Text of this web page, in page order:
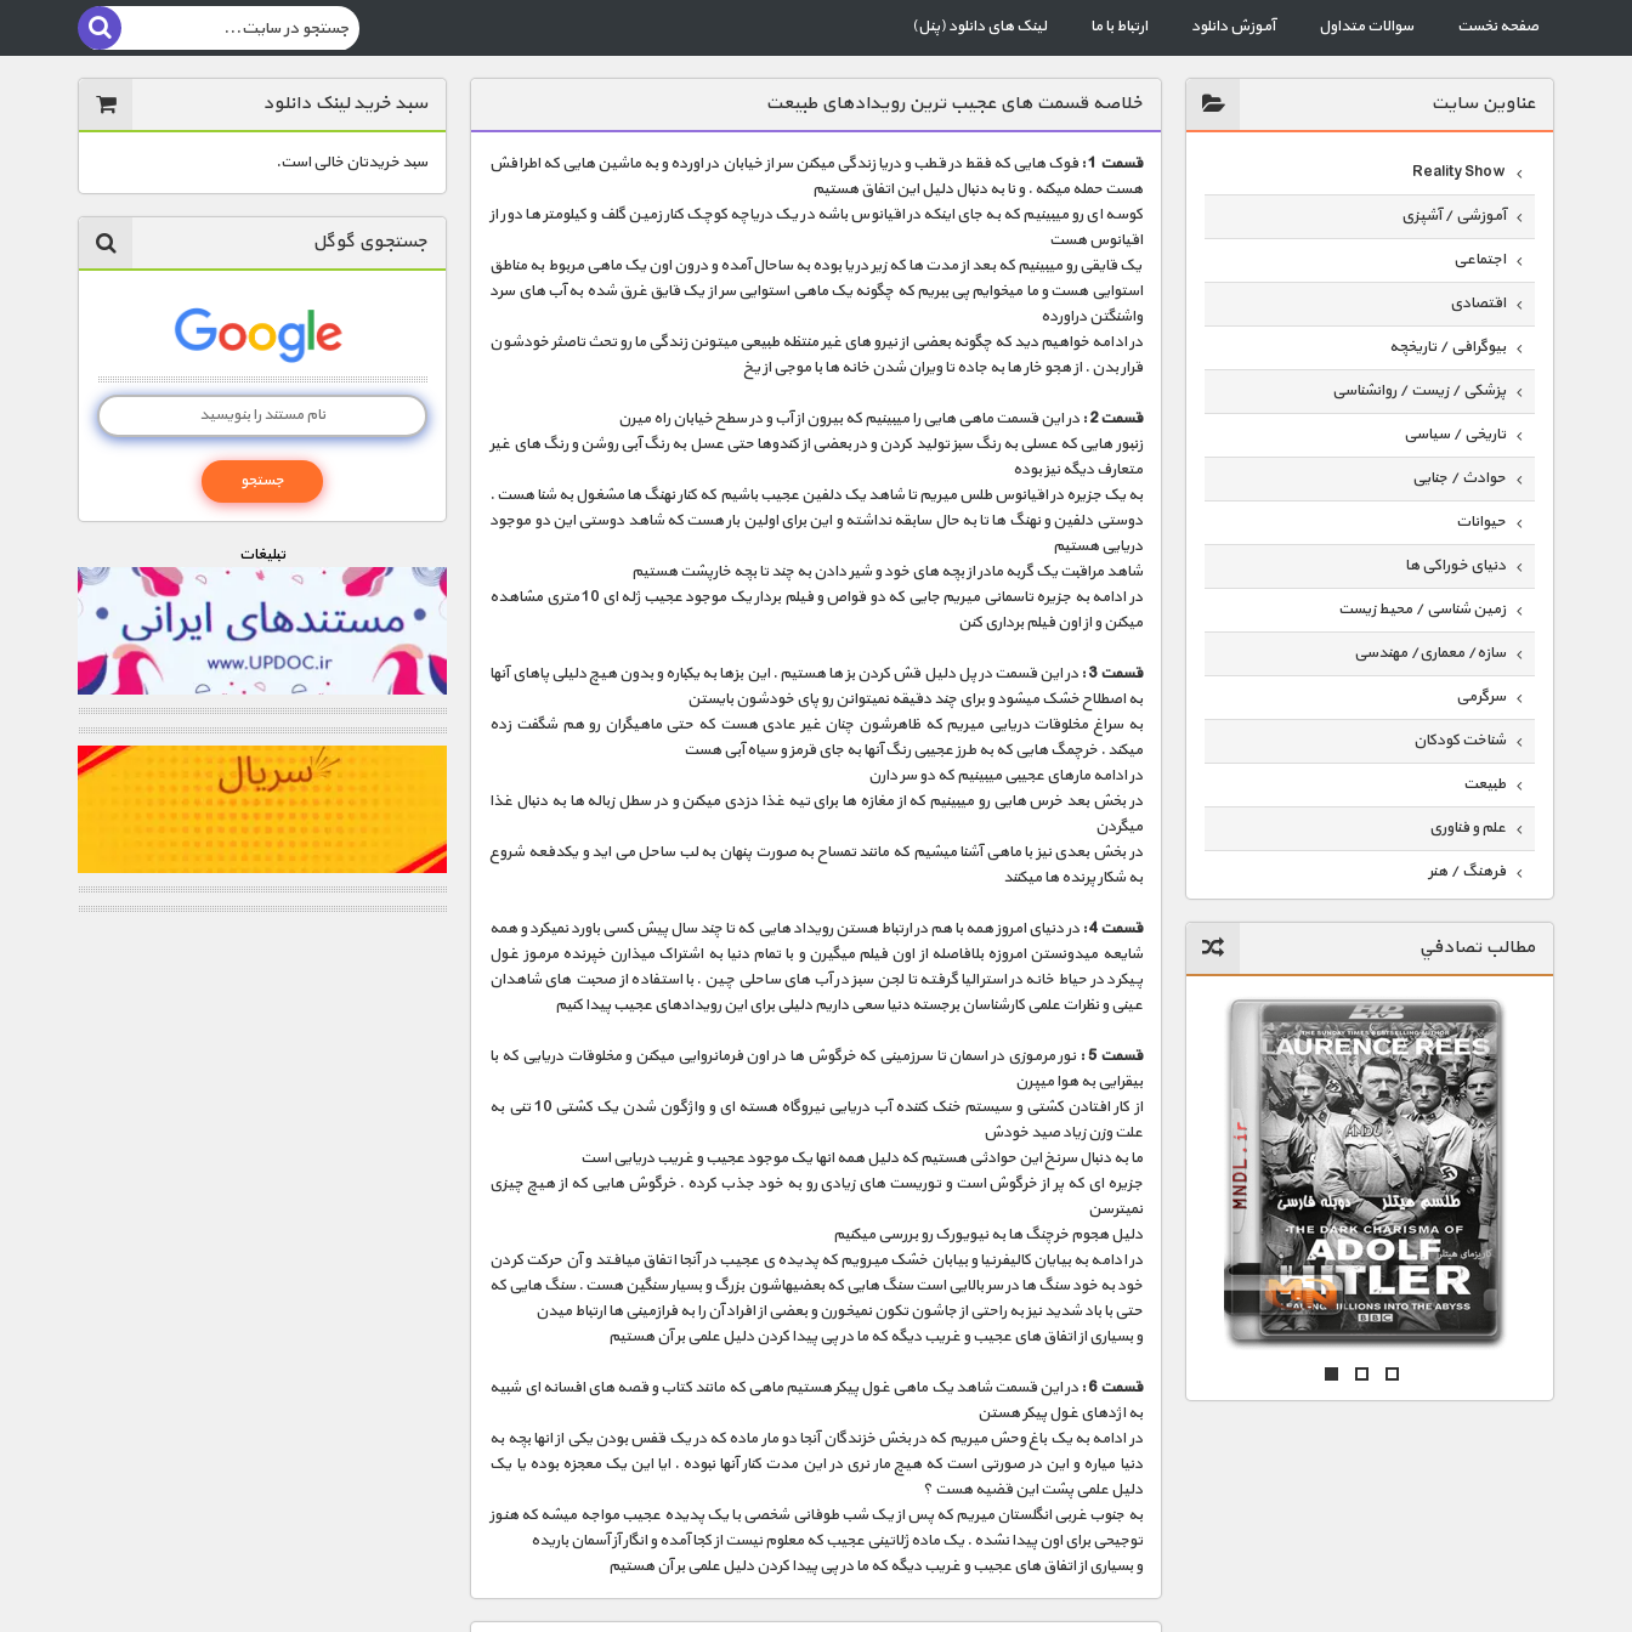
صفحه نخست سوالات متداول آموزش دانلود ارتباط با ما لینک های دانلود (پنل)
عناوين سايت
Reality Show
آموزشی / آشپزی
اجتماعی
اقتصادی
بیوگرافی / تاریخچه
پزشکی / زیست / روانشناسی
تاریخی / سیاسی
حوادث / جنایی
حیوانات
دنیای خوراکی ها
زمین شناسی / محیط زیست
سازه/ معماری/ مهندسی
سرگرمی
شناخت کودکان
طبیعت
علم و فناوری
فرهنگ / هنر
گردشگری
ماورایی
مسابقات / ورزشی
مستند های اختصاصی
مطالب تصادفي
خلاصه قسمت های عجیب ترین رویدادهای طبیعت
قسمت 1 :
فوک هایی که فقط در قطب و دریا زندگی میکنن سر از خیابان در اورده و به ماشین هایی که اطرافش
هست حمله میکنه . و نا به دنبال دلیل این اتفاق هستیم
کوسه ای رو میبینیم که به جای اینکه در اقیانوس باشه در یک دریاچه کوچک کنار زمین گلف و کیلومتر ها دور از
اقیانوس هست
یک قایقی رو میبینیم که بعد از مدت ها که زیر دریا بوده به ساحال آمده و درون اون یک ماهی مربوط به مناطق
استوایی هست و ما میخوایم پی ببریم که چگونه یک ماهی استوایی سر از یک قایق غرق شده به آب های سرد
واشنگتن دراورده
در ادامه خواهیم دید که چگونه بعضی از نیرو های غیر منتظه طبیعی میتونن زندگی ما رو تحث تاصثر خودشون
قرار بدن . از هجو خار ها به جاده تا ویران شدن خانه ها با موجی از یخ
قسمت 2 :
در این قسمت ماهی هایی را میبینیم که بیرون از آب و در سطح خیابان راه میرن
زنبور هایی که عسلی به رنگ سبز تولید کردن و در بعضی از کندوها حتی عسل به رنگ آبی روشن و رنگ های غیر
متعارف دیگه نیز بوده
به یک جزیره در اقیانوس طلس میریم تا شاهد یک دلفین عجیب باشیم که کنار نهنگ ها مشغول به شنا هست .
دوستی دلفین و نهنگ ها تا به حال سابقه نداشته و این برای اولین بار هست که شاهد دوستی این دو موجود
دریایی هستیم
شاهد مراقبت یک گربه مادر از بچه های خود و شیر دادن به چند تا بچه خارپشت هستیم
در ادامه به جزیره تاسمانی میریم جایی که دو قواص و فیلم بردار یک موجود عجیب ژله ای 10 متری مشاهده
میکنن و از اون فیلم برداری کنن
قسمت 3 :
در این قسمت در پل دلیل قش کردن بز ها هستیم . این بزها به یکباره و بدون هیچ دلیلی پاهای آنها
به اصطلاح خشک میشود و برای چند دقیقه نمیتوانن رو پای خودشون بایستن
به سراغ مخلوقات دریایی میریم که ظاهرشون چنان غیر عادی هست که حتی ماهیگران رو هم شگفت زده
میکند . خرچمگ هایی که به طرز عجیبی رنگ آنها به جای قرمز و سیاه آبی هست
در ادامه مارهای عجیبی میبینیم که دو سر دارن
در بخش بعد خرس هایی رو میبینیم که از مغازه ها برای تیه غذا دزدی میکنن و در سطل زباله ها به دنبال غذا
میگردن
در بخش بعدی نیز با ماهی آشنا میشیم که مانند تمساح به صورت پنهان به لب ساحل می اید و یکدفعه شروع
به شکار پرنده ها میکنند
قسمت 4 :
در دنیای امروز همه با هم در ارتباط هستن رویداد هایی که تا چند سال پیش کسی باورد نمیکرد و همه
شایعه میدونستن امروزه بلافاصله از اون فیلم میگیرن و با تمام دنیا به اشتراک میذارن خپرنده مرموز غول
پیکرد در حیاط خانه در استرالیا گرفته تا لجن سبز در آب های ساحلی چین . با استفاده از صحبت های شاهدان
عینی و نظرات علمی کارشناسان برجسته دنیا سعی داریم دلیلی برای این رویدادهای عجیب پیدا کنیم
قسمت 5 :
نور مرموزی در اسمان تا سرزمینی که خرگوش ها در اون فرمانروایی میکنن و مخلوقات دریایی که با
بیقرایی به هوا میپرن
از کار افتادن کشتی و سیستم خنک کننده آب دریایی نیروگاه هسته ای و واژگون شدن یک کشتی 10 تنی به
علت وزن زیاد صید خودش
ما به دنبال سرنخ این حوادثی هستیم که دلیل همه انها یک موجود عجیب و غریب دریایی است
جزیره ای که پر از خرگوش است و توریست های زیادی رو به خود جذب کرده . خرگوش هایی که از هیچ چیزی
نمیترسن
دلیل هجوم خرچنگ ها به نیویورک رو بررسی میکنیم
در ادامه به بیایان کالیفرنیا و بیابان خشک میرویم که پدیده ی عجیب در آنجا اتفاق میافتد و آن حرکت کردن
خود به خود سنگ ها در سر بالایی است سنگ هایی که بعضیهاشون بزرگ و بسیار سنگین هست . سنگ هایی که
حتی با باد شدید نیز به راحتی از جاشون تکون نمیخورن و بعضی از افراد آن را به فرازمینی ها ارتباط میدن
و بسیاری از اتفاق های عجیب و غریب دیگه که ما در پی پیدا کردن دلیل علمی بر آن هستیم
قسمت 6 :
در این قسمت شاهد یک ماهی غول پیکر هستیم ماهی که مانند کتاب و قصه های افسانه ای شبیه
به اژدهای غول پیکر هستن
در ادامه به یک باغ وحش میریم که در بخش خزندگان آنجا دو مار ماده که در یک قفس بودن یکی از انها بچه به
دنیا میاره و این در صورتی است که هیچ مار نری در این مدت کنار آنها نبوده . ایا این یک معجزه بوده یا یک
دلیل علمی پشت این قضیه هست ؟
به جنوب غربی انگلستان میریم که پس از یک شب طوفانی شخصی با یک پدیده عجیب مواجه میشه که هنوز
توجیحی برای اون پیدا نشده . یک ماده ژلاتینی عجیب که معلوم نیست از کجا آمده و انگار آز آسمان باریده
و بسیاری از اتفاق های عجیب و غریب دیگه که ما در پی پیدا کردن دلیل علمی بر آن هستیم
سبد خرید لینک دانلود
سبد خریدتان خالی است.
جستجوی گوگل
تبليغات